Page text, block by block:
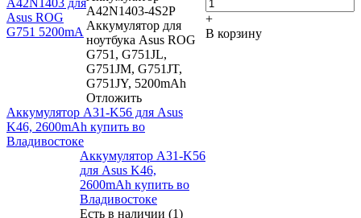
A42N1403-4S2P
Аккумулятор для
ноутбука Asus ROG
G751, G751JL,
G751JM, G751JT,
G751JY, 5200mAh
Отложить
+
В корзину
Аккумулятор A31-K56 для Asus
K46, 2600mAh купить во
Владивостоке
Аккумулятор A31-K56
для Asus K46,
2600mAh купить во
Владивостоке
Есть в наличии (1)